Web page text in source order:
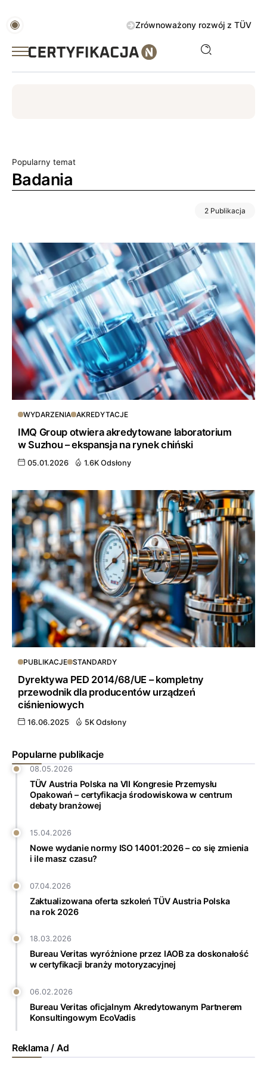
Zrównoważony rozwój z TÜV
Popularny temat
Badania
2 Publikacja
Popularne publikacje
08.05.2026
TÜV Austria Polska na VII Kongresie Przemysłu
Opakowań – certyfikacja środowiskowa w centrum
debaty branżowej
15.04.2026
Nowe wydanie normy ISO 14001:2026 – co się zmienia
i ile masz czasu?
07.04.2026
Zaktualizowana oferta szkoleń TÜV Austria Polska
na rok 2026
18.03.2026
Bureau Veritas wyróżnione przez IAOB za doskonałość
w certyfikacji branży motoryzacyjnej
06.02.2026
Bureau Veritas oficjalnym Akredytowanym Partnerem
Konsultingowym EcoVadis
Reklama / Ad
WYDARZENIA AKREDYTACJE
IMQ Group otwiera akredytowane laboratorium
w Suzhou – ekspansja na rynek chiński
05.01.2026 1.6K Odsłony
PUBLIKACJE STANDARDY
Dyrektywa PED 2014/68/UE – kompletny
przewodnik dla producentów urządzeń
ciśnieniowych
16.06.2025 5K Odsłony